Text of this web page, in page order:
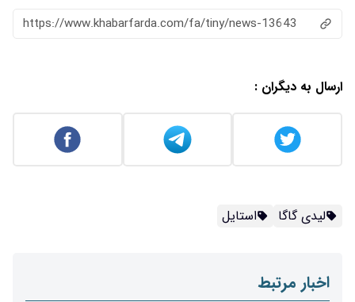
https://www.khabarfarda.com/fa/tiny/news-13643
ارسال به دیگران :
لیدی گاگا استایل
اخبار مرتبط